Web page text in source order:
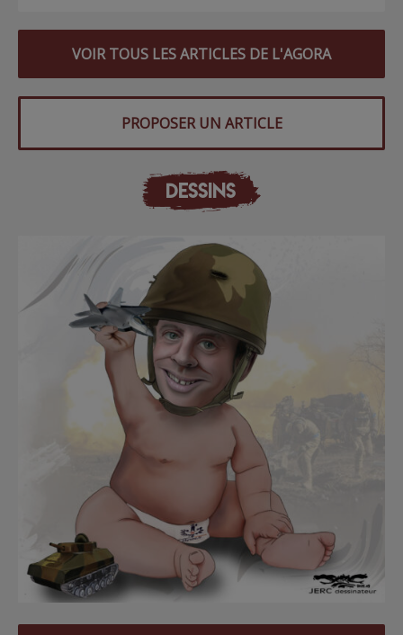
VOIR TOUS LES ARTICLES DE L'AGORA
PROPOSER UN ARTICLE
DESSINS